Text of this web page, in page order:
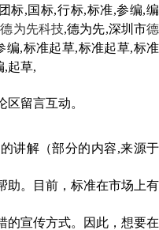
标,国标,行标,标准,参编,编
德为先科技,德为先,深圳市德
编,标准起草,标准起草,标准
,起草,
留言互动。
讲解（部分的内容,来源于
助。目前，标准在市场上有
的宣传方式。因此，想要在